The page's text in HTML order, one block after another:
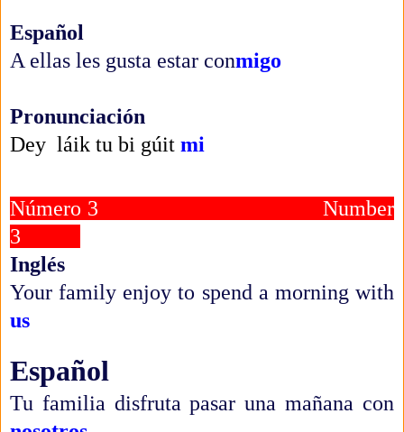
Español
A ellas les gusta estar conmigo
Pronunciación
Dey láik tu bi gúit mi
Número 3 Number
3
Inglés
Your family enjoy to spend a morning with
us
Español
Tu familia disfruta pasar una mañana con